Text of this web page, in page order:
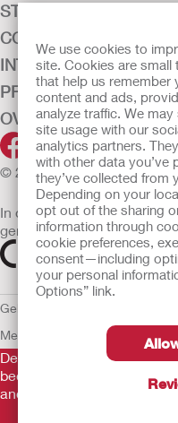
We use cookies to
site. Cookies are
that help us remember
content and ads,
analyze traffic. We
site usage with our
analytics partners.
with other data
they’ve collected from
Depending on your
opt out of the sharing
information through
cookie preferences,
consent—including
your personal
Options” link.
STOMAZORG
CONTINENTIEZORG
INTENSIEVE ZORG
PRODUCTEN
OVER ONS
© 2026 Hollister
In de EU verkochte
gemarkeerd te zijn met een
Gebruiksvoorwaarden
Mededeling aan Klokkenluiders
De verstrekte informatie is
bedoeld als vervanging
andere zorgverlener.